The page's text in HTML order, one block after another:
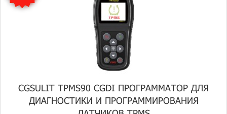
CGSULIT TPMS90 CGDI ПРОГРАММАТОР ДЛЯ
ДИАГНОСТИКИ И ПРОГРАММИРОВАНИЯ